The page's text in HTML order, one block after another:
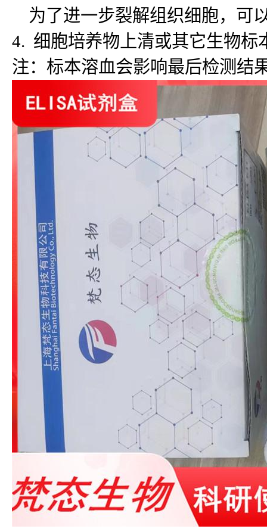
为了进一步裂解组织细胞，可
4. 细胞培养物上清或其它生物
注：标本溶血会影响最后检测结